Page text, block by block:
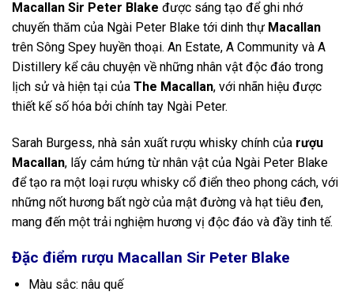
Macallan Sir Peter Blake được sáng tạo để ghi nhớ
chuyến thăm của Ngài Peter Blake tới dinh thự Macallan
trên Sông Spey huyền thoại. An Estate, A Community và A
Distillery kể câu chuyện về những nhân vật độc đáo trong
lịch sử và hiện tại của The Macallan, với nhãn hiệu được
thiết kế số hóa bởi chính tay Ngài Peter.
Sarah Burgess, nhà sản xuất rượu whisky chính của rượu
Macallan, lấy cảm hứng từ nhân vật của Ngài Peter Blake
để tạo ra một loại rượu whisky cổ điển theo phong cách, với
những nốt hương bất ngờ của mật đường và hạt tiêu đen,
mang đến một trải nghiệm hương vị độc đáo và đầy tinh tế.
Đặc điểm rượu Macallan Sir Peter Blake
Màu sắc: nâu quế